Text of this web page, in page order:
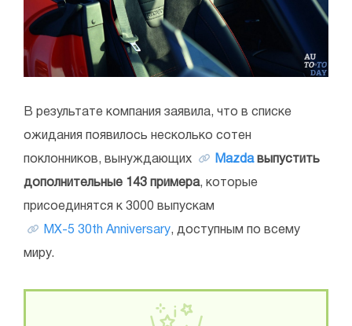
В результате компания заявила, что в списке
ожидания появилось несколько сотен
поклонников, вынуждающих Mazdaвыпустить
дополнительные 143 примера, которые
присоединятся к 3000 выпускам
MX-5 30th Anniversary, доступным по всему
миру.